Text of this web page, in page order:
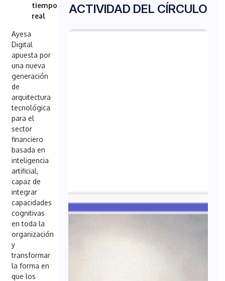
tiempo
real
Ayesa
Digital
apuesta por
una nueva
generación
de
arquitectura
tecnológica
para el
sector
financiero
basada en
inteligencia
artificial,
capaz de
integrar
capacidades
cognitivas
en toda la
organización
y
transformar
la forma en
que los
ACTIVIDAD DEL CÍRCULO